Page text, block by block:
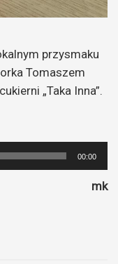
przysmaku
Tomaszem
„Taka Inna”.
00:00
mk